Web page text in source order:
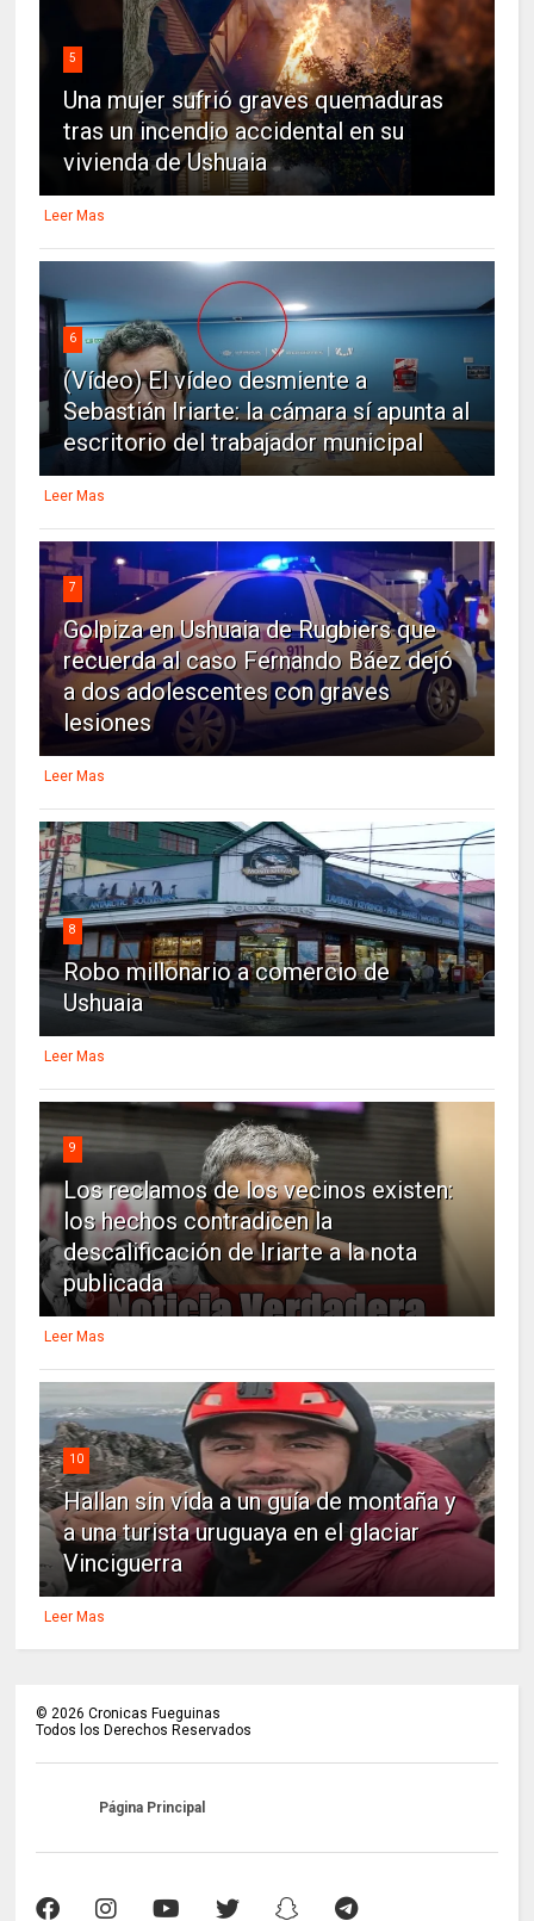
5
Una mujer sufrió graves quemaduras
tras un incendio accidental en su
vivienda de Ushuaia
Leer Mas
6
(Vídeo) El vídeo desmiente a
Sebastián Iriarte: la cámara sí apunta al
escritorio del trabajador municipal
Leer Mas
7
Golpiza en Ushuaia de Rugbiers que
recuerda al caso Fernando Báez dejó
a dos adolescentes con graves
lesiones
Leer Mas
8
Robo millonario a comercio de
Ushuaia
Leer Mas
9
Los reclamos de los vecinos existen:
los hechos contradicen la
descalificación de Iriarte a la nota
publicada
Leer Mas
10
Hallan sin vida a un guía de montaña y
a una turista uruguaya en el glaciar
Vinciguerra
Leer Mas
© 2026 Cronicas Fueguinas
Todos los Derechos Reservados
Página Principal